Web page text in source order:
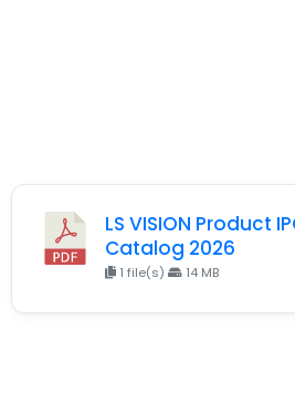
LS VISION Product
Catalog 2026
1 file(s) 14 MB